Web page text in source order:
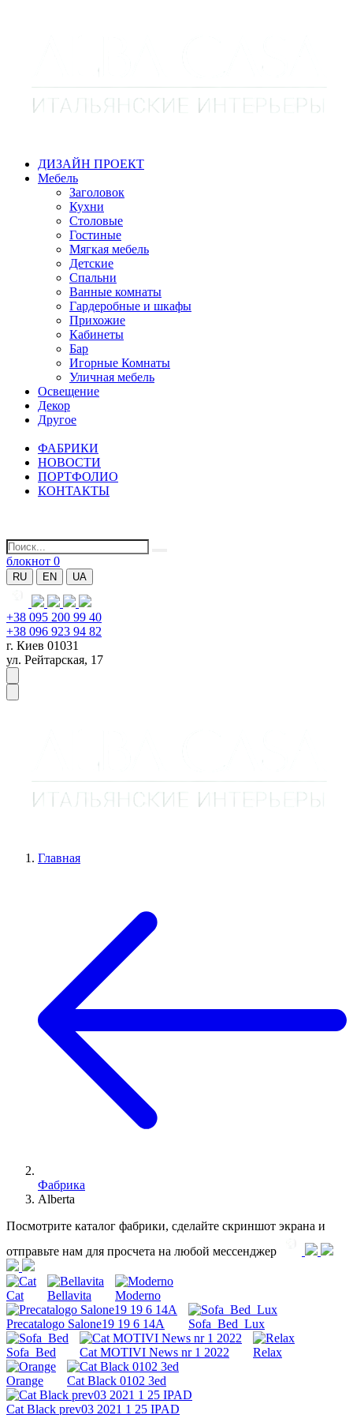
ДИЗАЙН ПРОЕКТ
Мебель
Заголовок
Кухни
Столовые
Гостиные
Мягкая мебель
Детские
Спальни
Ванные комнаты
Гардеробные и шкафы
Прихожие
Кабинеты
Бар
Игорные Комнаты
Уличная мебель
Освещение
Декор
Другое
ФАБРИКИ
НОВОСТИ
ПОРТФОЛИО
КОНТАКТЫ
блокнот 0
RU EN UA
+38 095 200 99 40
+38 096 923 94 82
г. Киев 01031
ул. Рейтарская, 17
Главная
Фабрика
Alberta
Посмотрите каталог фабрики, сделайте скриншот экрана и
отправьте нам для просчета на любой меcсенджер
Cat Bellavita Moderno
Precatalogo Salone19 19 6 14A Sofa_Bed_Lux
Sofa_Bed Cat MOTIVI News nr 1 2022 Relax
Orange Cat Black 0102 3ed
Cat Black prev03 2021 1 25 IPAD